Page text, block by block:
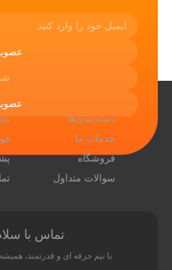
دسته‌بندی‌ها
خدمات ما
فروشگاه
سوالات متداول
تماس با
با تیم حرفه ای و قدرتمند،